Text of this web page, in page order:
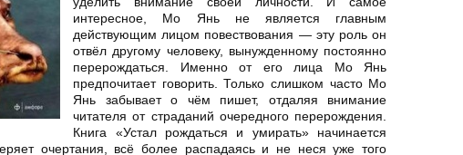
интересное, Мо Янь не является главным
действующим лицом повествования — эту роль он
отвёл другому человеку, вынужденному постоянно
перерождаться. Именно от его лица Мо Янь
предпочитает говорить. Только слишком часто Мо
Янь забывает о чём пишет, отдаляя внимание
читателя от страданий очередного перерождения.
Книга «Устал рождаться и умирать» начинается
очертания, всё более распадаясь и не неся уже того